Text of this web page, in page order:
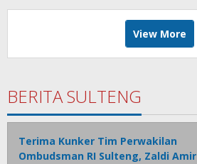
View More
BERITA SULTENG
Terima Kunker Tim Perwakilan
Ombudsman RI Sulteng, Zaldi Amir